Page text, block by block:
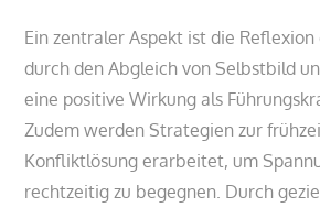
Ein zentraler Aspekt ist die
durch den Abgleich von Selbstbild
eine positive Wirkung als
Zudem werden Strategien zur
Konfliktlösung erarbeitet, um
rechtzeitig zu begegnen. Durch